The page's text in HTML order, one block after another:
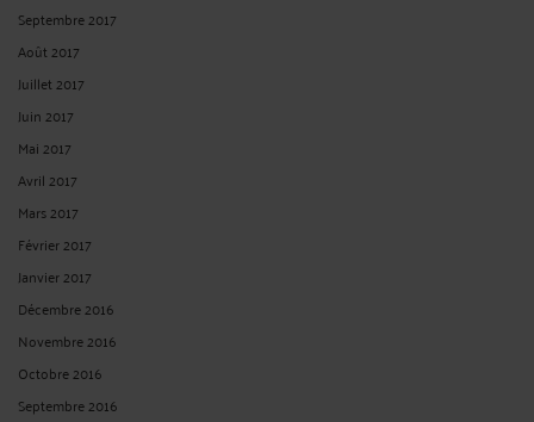
Septembre 2017
Août 2017
Juillet 2017
Juin 2017
Mai 2017
Avril 2017
Mars 2017
Février 2017
Janvier 2017
Décembre 2016
Novembre 2016
Octobre 2016
Septembre 2016